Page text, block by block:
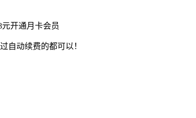
开通月卡会员
自动续费的都可以！